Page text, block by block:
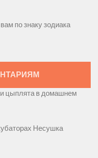
по знаку зодиака
цыплята в домашнем
Несушка